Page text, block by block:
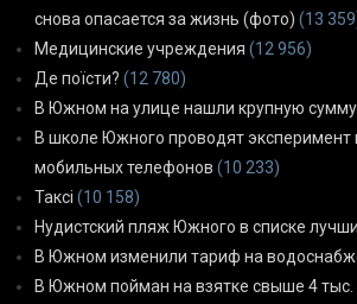
снова опасается за жизнь (фото) (13
Медицинские учреждения (12 956)
Де поїсти? (12 780)
В Южном на улице нашли крупную
В школе Южного проводят эксперимент
мобильных телефонов (10 233)
Таксі (10 158)
Нудистский пляж Южного в списке
В Южном изменили тариф на
В Южном пойман на взятке свыше 4 тыс.